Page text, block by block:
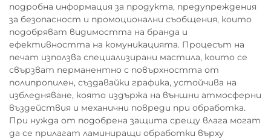
подробна информация за продукта, предупреждения
за безопасност и промоционални съобщения, които
подобряват видимостта на бранда и
ефективността на комуникацията. Процесът на
печат използва специализирани мастила, които се
свързват перманентно с повърхността от
полипропилен, създавайки графика, устойчива на
избледняване, която издържа на външни атмосферни
въздействия и механични повреди при обработка.
При нужда от подобрена защита срещу влага могат
да се прилагат ламиниращи обработки върху